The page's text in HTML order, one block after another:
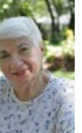
und zu
zu fördern.